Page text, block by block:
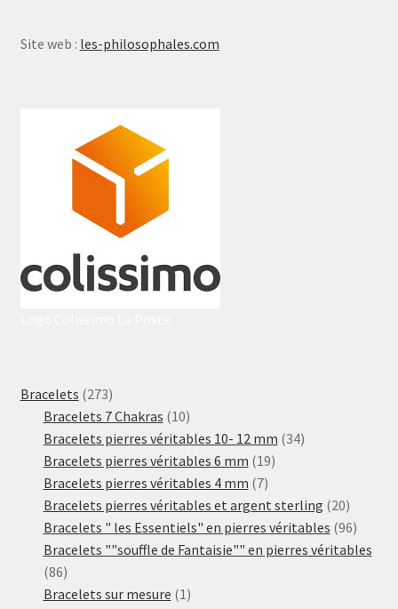
Site web : les-philosophales.com
Bracelets 273273
produits
Bracelets 7 Chakras 1010
produits
Bracelets pierres véritables 10- 12 mm 3434
Bracelets pierres véritables 6 mm 1919
Bracelets pierres véritables 4 mm 77
produits
Bracelets pierres véritables et argent sterling 2020
produits
Bracelets " les Essentiels" en pierres véritables 9696
Bracelets ""souffle de Fantaisie"" en pierres véritables
8686
produits
Bracelets sur mesure 11